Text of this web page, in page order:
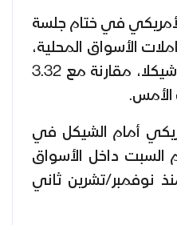
في ختام جلسة
الأسواق المحلية،
اليوم السبت، نحو 3.35 شيكلا، مقارنة مع 3.32
الأمس.
أمام الشيكل في
السبت داخل الأسواق
نوفمبر/تشرين ثاني